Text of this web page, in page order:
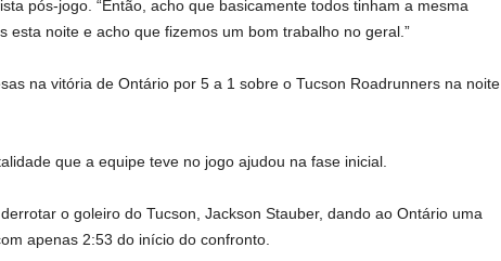
pós-jogo. “Então, acho que basicamente todos tinham a mesma
esta noite e acho que fizemos um bom trabalho no geral.”
na vitória de Ontário por 5 a 1 sobre o Tucson Roadrunners na noite
que a equipe teve no jogo ajudou na fase inicial.
o goleiro do Tucson, Jackson Stauber, dando ao Ontário uma
apenas 2:53 do início do confronto.